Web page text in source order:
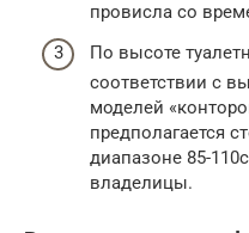
провисла со
По высоте
соответствии с
моделей
предполагается
диапазоне 85-
владелицы.